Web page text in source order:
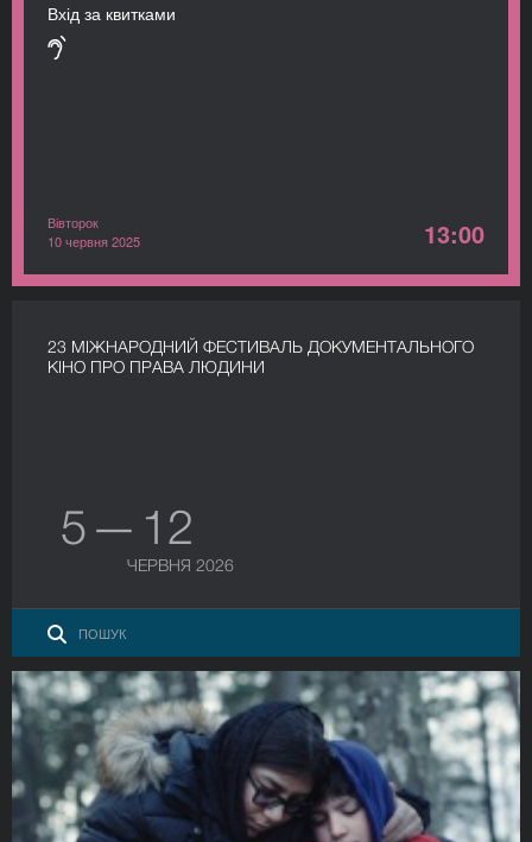
Вхід за квитками
Вівторок
10 червня 2025
13:00
23 МІЖНАРОДНИЙ ФЕСТИВАЛЬ ДОКУМЕНТАЛЬНОГО
КІНО ПРО ПРАВА ЛЮДИНИ
5 — 12
ЧЕРВНЯ 2026